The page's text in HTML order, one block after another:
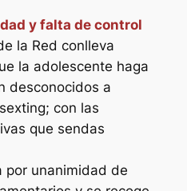
y falta de control
la Red conlleva
la adolescente haga
desconocidos a
con las
que sendas
por unanimidad de